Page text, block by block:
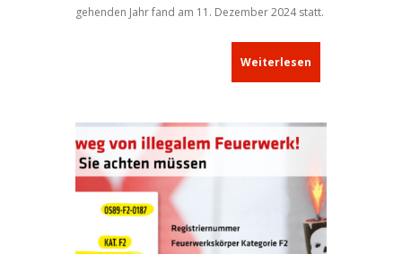
gehenden Jahr fand am 11. Dezember 2024 statt.
Feuerschale war noch einmal die Kreativität der
Weiterlesen